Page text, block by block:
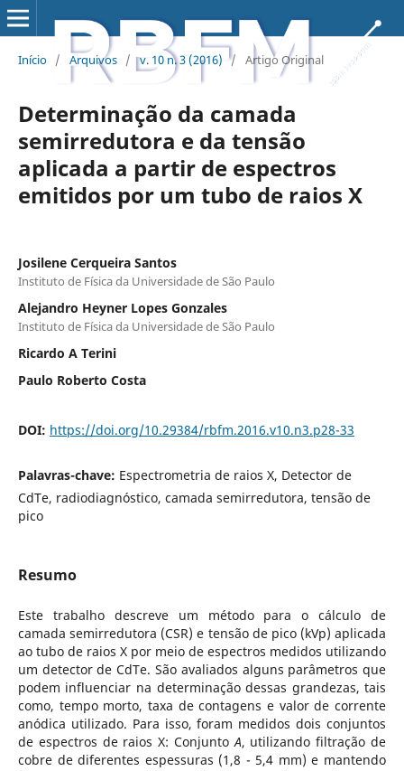
Início / Arquivos / v. 10 n. 3 (2016) / Artigo Original
Determinação da camada
semirredutora e da tensão
aplicada a partir de espectros
emitidos por um tubo de raios X
Josilene Cerqueira Santos
Instituto de Física da Universidade de São Paulo
Alejandro Heyner Lopes Gonzales
Instituto de Física da Universidade de São Paulo
Ricardo A Terini
Paulo Roberto Costa
DOI: https://doi.org/10.29384/rbfm.2016.v10.n3.p28-33
Palavras-chave: Espectrometria de raios X, Detector de
CdTe, radiodiagnóstico, camada semirredutora, tensão de
pico
Resumo
Este trabalho descreve um método para o cálculo de
camada semirredutora (CSR) e tensão de pico (kVp) aplicada
ao tubo de raios X por meio de espectros medidos utilizando
um detector de CdTe. São avaliados alguns parâmetros que
podem influenciar na determinação dessas grandezas, tais
como, tempo morto, taxa de contagens e valor de corrente
anódica utilizado. Para isso, foram medidos dois conjuntos
de espectros de raios X: ConjuntoA, utilizando filtração de
cobre de diferentes espessuras (1,8 - 5,4 mm) e mantendo